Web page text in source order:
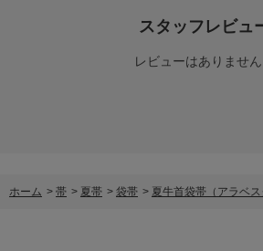
スタッフレビュ
レビューはありません
ホーム > 帯 > 夏帯 > 袋帯 > 夏牛首袋帯（アラベス